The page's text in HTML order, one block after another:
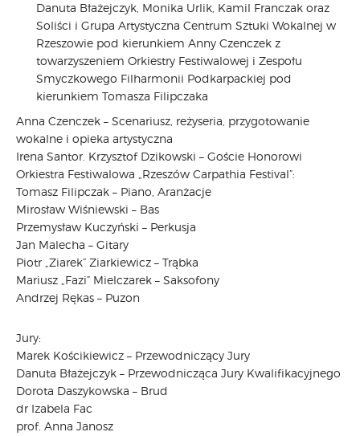
Danuta Błażejczyk, Monika Urlik, Kamil Franczak oraz
Soliści i Grupa Artystyczna Centrum Sztuki Wokalnej w
Rzeszowie pod kierunkiem Anny Czenczek z
towarzyszeniem Orkiestry Festiwalowej i Zespołu
Smyczkowego Filharmonii Podkarpackiej pod
kierunkiem Tomasza Filipczaka
Anna Czenczek – Scenariusz, reżyseria, przygotowanie
wokalne i opieka artystyczna
Irena Santor. Krzysztof Dzikowski – Goście Honorowi
Orkiestra Festiwalowa „Rzeszów Carpathia Festival”:
Tomasz Filipczak – Piano, Aranżacje
Mirosław Wiśniewski – Bas
Przemysław Kuczyński – Perkusja
Jan Malecha – Gitary
Piotr „Ziarek” Ziarkiewicz – Trąbka
Mariusz „Fazi” Mielczarek – Saksofony
Andrzej Rękas – Puzon
Jury:
Marek Kościkiewicz – Przewodniczący Jury
Danuta Błażejczyk – Przewodnicząca Jury Kwalifikacyjnego
Dorota Daszykowska – Brud
dr Izabela Fac
prof. Anna Janosz